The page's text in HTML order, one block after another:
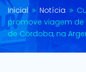
Inicial 9 Notícia 9
promove viagem
de Córdoba, na